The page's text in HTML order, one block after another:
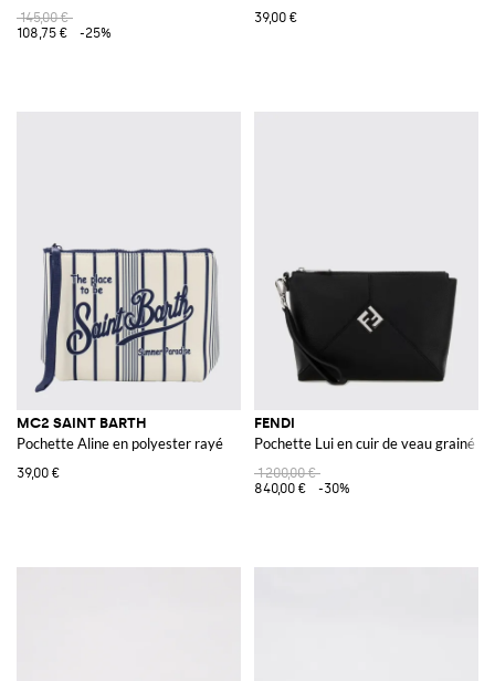
145,00 €
108,75 €
-25%
39,00 €
MC2 SAINT BARTH
Pochette Aline en polyester rayé
39,00 €
FENDI
Pochette Lui en cuir de veau grainé
1 200,00 €
840,00 €
-30%